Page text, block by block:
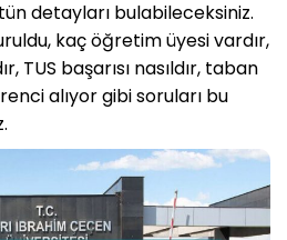
detayları bulabileceksiniz.
kaç öğretim üyesi vardır,
TUS başarısı nasıldır, taban
alıyor gibi soruları bu